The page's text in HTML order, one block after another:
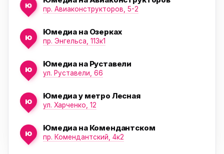
ю пр. Авиаконструкторов, 5-2
ю
Юмедиа на Озерках
пр. Энгельса, 113к1
ю
Юмедиа на Руставели
ул. Руставели, 66
ю
Юмедиа у метро Лесная
ул. Харченко, 12
ю
Юмедиа на Комендантском
пр. Комендантский, 4к2